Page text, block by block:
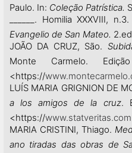
Paulo. In: Coleção Patrística.
______. Homilia XXXVIII,
Evangelio de San Mateo.
JOÃO DA CRUZ, São.
Monte Carmelo.
<https://
LUÍS MARIA GRIGNION DE
a los amigos de la cruz.
<https://www.statveritas.com
MARIA CRISTINI, Thiago.
ano tiradas das obras de